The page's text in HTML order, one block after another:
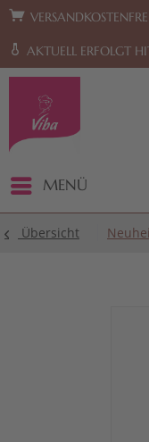
Zur Hauptnavigation
AKTUELL ERFOLGT
MENÜ
Übersicht